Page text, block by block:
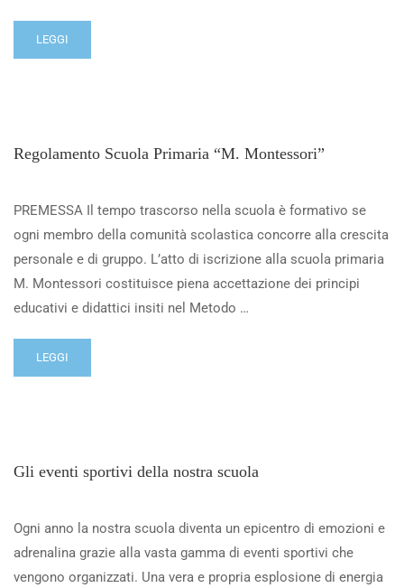
LEGGI
Regolamento Scuola Primaria “M. Montessori”
PREMESSA Il tempo trascorso nella scuola è formativo se
ogni membro della comunità scolastica concorre alla crescita
personale e di gruppo. L’atto di iscrizione alla scuola primaria
M. Montessori costituisce piena accettazione dei principi
educativi e didattici insiti nel Metodo …
LEGGI
Gli eventi sportivi della nostra scuola
Ogni anno la nostra scuola diventa un epicentro di emozioni e
adrenalina grazie alla vasta gamma di eventi sportivi che
vengono organizzati. Una vera e propria esplosione di energia